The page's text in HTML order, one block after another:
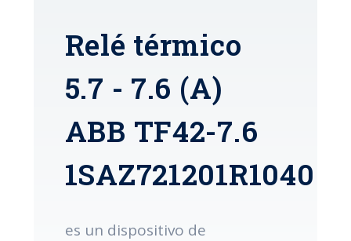
Relé térmico
5.7 - 7.6 (A)
ABB TF42-7.6
1SAZ721201R1040
es un dispositivo de